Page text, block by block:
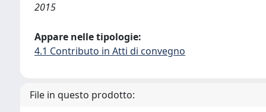
2015
Appare nelle tipologie:
4.1 Contributo in Atti di convegno
File in questo prodotto: